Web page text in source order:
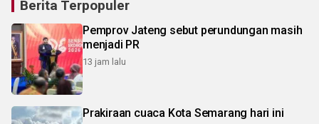
Berita Terpopuler
Pemprov Jateng sebut perundungan masih
menjadi PR
13 jam lalu
Prakiraan cuaca Kota Semarang hari ini